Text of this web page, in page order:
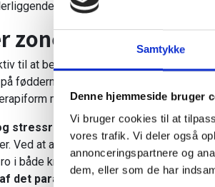
Samtykke
Denne hjemmeside bruger
Vi bruger cookies til at
vores trafik. Vi deler også
annonceringspartnere og
dem, eller som de har
årsager til stress for at skabe
zoneterapi er så
til at behandle stress af flere årsager.
fødderne, der korresponderer med
mange fordele, da den bidrager
stressreduktion: Zoneterapi fremmer
Ved at arbejde med nervepunkter på
i både krop og sind.
det parasympatiske nervesystem: